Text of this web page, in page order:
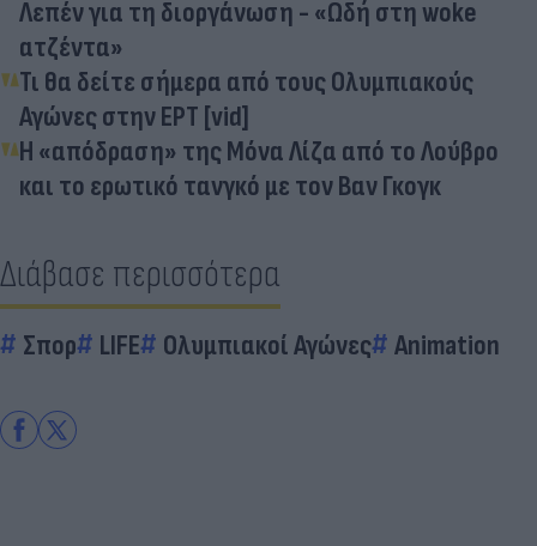
Λεπέν για τη διοργάνωση - «Ωδή στη woke
ατζέντα»
Τι θα δείτε σήμερα από τους Ολυμπιακούς
Αγώνες στην ΕΡΤ [vid]
Η «απόδραση» της Μόνα Λίζα από το Λούβρο
και το ερωτικό τανγκό με τον Βαν Γκογκ
Διάβασε περισσότερα
Σπορ LIFE Ολυμπιακοί Αγώνες Animation